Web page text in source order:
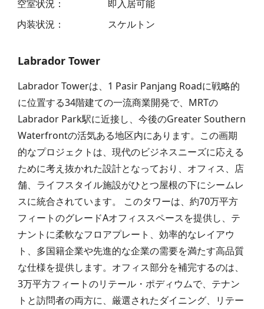
空室状況 ：
即入居可能
内装状況 ： スケルトン
Labrador Tower
Labrador Towerは、1 Pasir Panjang Roadに戦略的
に位置する34階建ての一流商業開発で、MRTの
Labrador Park駅に近接し、今後のGreater Southern
Waterfrontの活気ある地区内にあります。この画期
的なプロジェクトは、現代のビジネスニーズに応える
ために考え抜かれた設計となっており、オフィス、店
舗、ライフスタイル施設がひとつ屋根の下にシームレ
スに統合されています。 このタワーは、約70万平方
フィートのグレードAオフィススペースを提供し、テ
ナントに柔軟なフロアプレート、効率的なレイアウ
ト、多国籍企業や先進的な企業の需要を満たす高品質
な仕様を提供します。オフィス部分を補完するのは、
3万平方フィートのリテール・ポディウムで、テナン
トと訪問者の両方に、厳選されたダイニング、リテー